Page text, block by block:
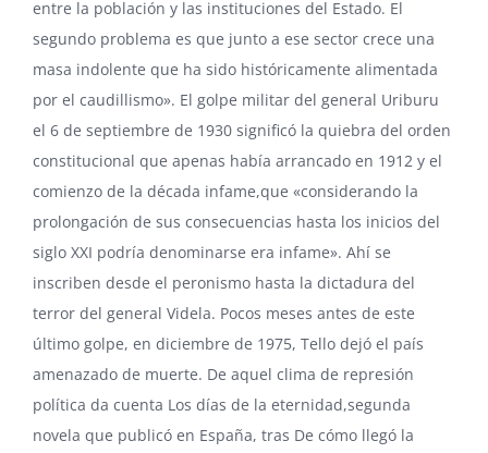
entre la población y las instituciones del Estado. El
segundo problema es que junto a ese sector crece una
masa indolente que ha sido históricamente alimentada
por el caudillismo». El golpe militar del general Uriburu
el 6 de septiembre de 1930 significó la quiebra del orden
constitucional que apenas había arrancado en 1912 y el
comienzo de la década infame,que «considerando la
prolongación de sus consecuencias hasta los inicios del
siglo XXI podría denominarse era infame». Ahí se
inscriben desde el peronismo hasta la dictadura del
terror del general Videla. Pocos meses antes de este
último golpe, en diciembre de 1975, Tello dejó el país
amenazado de muerte. De aquel clima de represión
política da cuenta Los días de la eternidad,segunda
novela que publicó en España, tras De cómo llegó la